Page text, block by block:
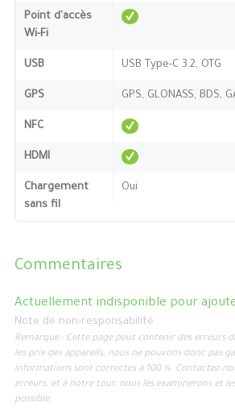
Point d'accès
Wi-Fi
USB USB Type-C 3.2, OTG
GPS GPS, GLONASS, BDS,
NFC
HDMI
Chargement
sans fil
Oui
Commentaires
Actuellement indisponible pour
Note de non-responsabilité
Remarque : Cette page peut contenir des erreurs
les prix des appareils, nous ne pouvons donc pas
informations sont correctes à 100 %. Contactez-
erreurs, et à notre tour, nous les examinerons et
possible.